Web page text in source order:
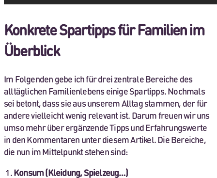
Konkrete Spartipps für Familien im
Überblick
Im Folgenden gebe ich für drei zentrale Bereiche des
alltäglichen Familienlebens einige Spartipps. Nochmals
sei betont, dass sie aus unserem Alltag stammen, der für
andere vielleicht wenig relevant ist. Darum freuen wir uns
umso mehr über ergänzende Tipps und Erfahrungswerte
in den Kommentaren unter diesem Artikel. Die Bereiche,
die nun im Mittelpunkt stehen sind:
Konsum (Kleidung, Spielzeug…)